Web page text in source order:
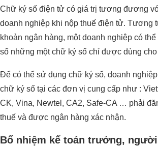
Chữ ký số điện tử có giá trị tương đương
doanh nghiệp khi nộp thuế điện tử. Tương
khoản ngân hàng, một doanh nghiệp có
số những một chữ ký số chỉ được dùng
Để có thể sử dụng chữ ký số, doanh
chữ ký số tại các đơn vị cung cấp như :
CK, Vina, Newtel, CA2, Safe-CA … phải
thuế và được ngân hàng xác nhận.
Bổ nhiệm kế toán trưởng,